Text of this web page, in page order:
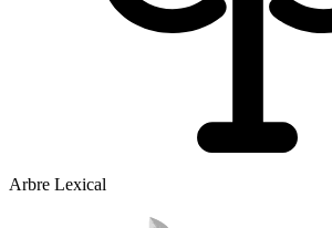
Arbre Lexical